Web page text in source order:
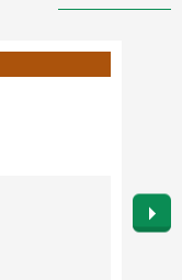
勤務
英語
給